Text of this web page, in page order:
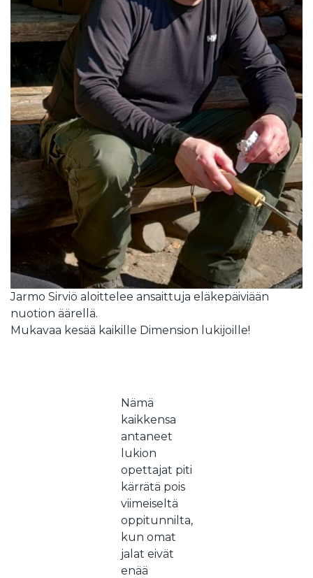
Jarmo Sirviö aloittelee ansaittuja eläkepäiviään
nuotion äärellä.
Mukavaa kesää kaikille Dimension lukijoille!
Nämä
kaikkensa
antaneet
lukion
opettajat piti
kärrätä pois
viimeiseltä
oppitunnilta,
kun omat
jalat eivät
enää